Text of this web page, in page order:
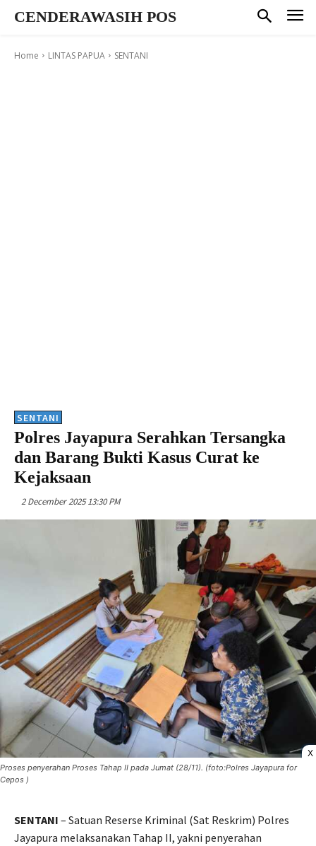
CENDERAWASIH POS
Home LINTAS PAPUA SENTANI
SENTANI
Polres Jayapura Serahkan Tersangka
dan Barang Bukti Kasus Curat ke
Kejaksaan
2 December 2025 13:30 PM
X
Proses penyerahan Proses Tahap II pada Jumat (28/11). (foto:Polres Jayapura for
Cepos )
SENTANI – Satuan Reserse Kriminal (Sat Reskrim) Polres
Jayapura melaksanakan Tahap II, yakni penyerahan